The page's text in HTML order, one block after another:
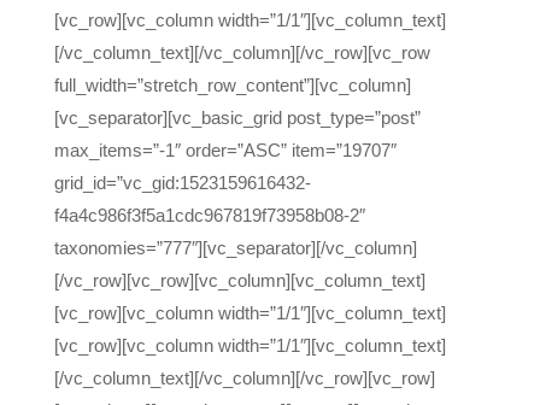
[vc_row][vc_column width=”1/1″][vc_column_text]
[/vc_column_text][/vc_column][/vc_row][vc_row
full_width=”stretch_row_content”][vc_column]
[vc_separator][vc_basic_grid post_type=”post”
max_items=”-1″ order=”ASC” item=”19707″
grid_id=”vc_gid:1523159616432-
f4a4c986f3f5a1cdc967819f73958b08-2″
taxonomies=”777″][vc_separator][/vc_column]
[/vc_row][vc_row][vc_column][vc_column_text]
[vc_row][vc_column width=”1/1″][vc_column_text]
[vc_row][vc_column width=”1/1″][vc_column_text]
[/vc_column_text][/vc_column][/vc_row][vc_row]